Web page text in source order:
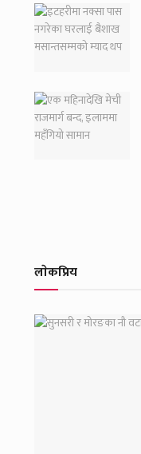
लाेकप्रिय